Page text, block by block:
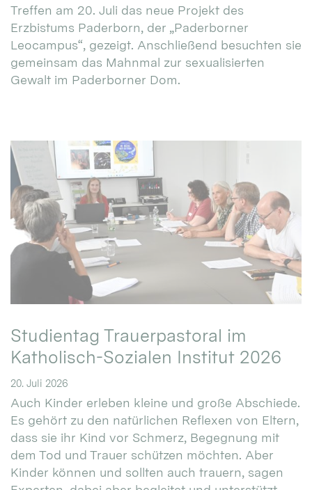
Treffen am 20. Juli das neue Projekt des
Erzbistums Paderborn, der „Paderborner
Leocampus“, gezeigt. Anschließend besuchten sie
gemeinsam das Mahnmal zur sexualisierten
Gewalt im Paderborner Dom.
Studientag Trauerpastoral im
Katholisch-Sozialen Institut 2026
20. Juli 2026
Auch Kinder erleben kleine und große Abschiede.
Es gehört zu den natürlichen Reflexen von Eltern,
dass sie ihr Kind vor Schmerz, Begegnung mit
dem Tod und Trauer schützen möchten. Aber
Kinder können und sollten auch trauern, sagen